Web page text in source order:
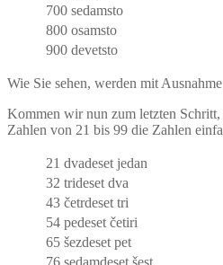
700 sedamsto
800 osamsto
900 devetsto
Wie Sie sehen, werden mit
Kommen wir nun zum letzten
Zahlen von 21 bis 99 die Zahlen
21 dvadeset jedan
32 trideset dva
43 četrdeset tri
54 pedeset četiri
65 šezdeset pet